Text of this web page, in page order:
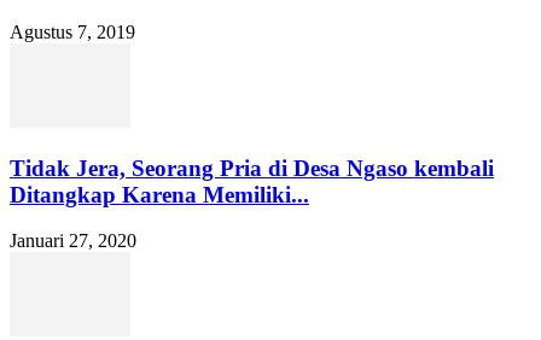
Agustus 7, 2019
Tidak Jera, Seorang Pria di Desa Ngaso kembali
Ditangkap Karena Memiliki...
Januari 27, 2020